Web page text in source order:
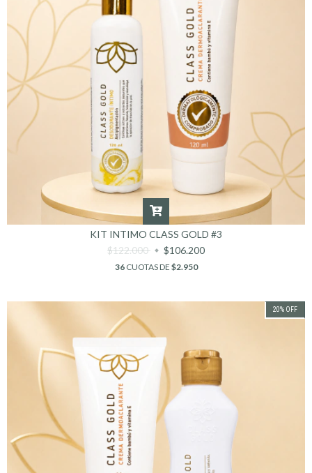
KIT INTIMO CLASS GOLD #3
$122.000
$106.200
36CUOTAS DE $2.950
20% OFF